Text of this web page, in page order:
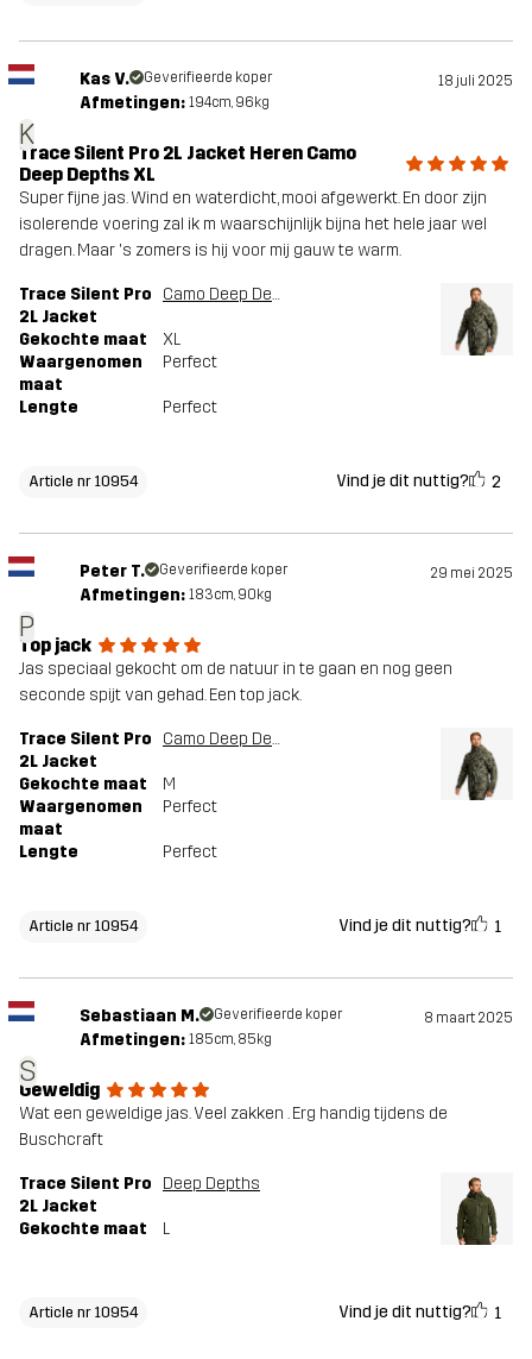
K
Kas V. Geverifieerde koper 18 juli 2025
Afmetingen: 194cm, 96kg
Trace Silent Pro 2L Jacket Heren Camo
Deep Depths XL
Super fijne jas. Wind en waterdicht, mooi afgewerkt. En door zijn
isolerende voering zal ik m waarschijnlijk bijna het hele jaar wel
dragen. Maar 's zomers is hij voor mij gauw te warm.
Trace Silent Pro
2L Jacket
Camo Deep Depths
Gekochte maat
XL
Waargenomen
maat
Perfect
Lengte Perfect
Article nr 10954 Vind je dit nuttig? 2
P
Peter T. Geverifieerde koper 29 mei 2025
Afmetingen: 183cm, 90kg
Top jack
Jas speciaal gekocht om de natuur in te gaan en nog geen
seconde spijt van gehad. Een top jack.
Trace Silent Pro
2L Jacket
Camo Deep Depths
Gekochte maat
M
Waargenomen
maat
Perfect
Lengte Perfect
Article nr 10954 Vind je dit nuttig? 1
S
Sebastiaan M. Geverifieerde koper 8 maart 2025
Afmetingen: 185cm, 85kg
Geweldig
Wat een geweldige jas. Veel zakken . Erg handig tijdens de
Buschcraft
Trace Silent Pro
2L Jacket
Deep Depths
Gekochte maat L
Article nr 10954 Vind je dit nuttig? 1